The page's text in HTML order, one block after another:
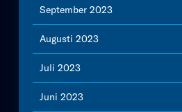
September 2023
Augusti 2023
Juli 2023
Juni 2023